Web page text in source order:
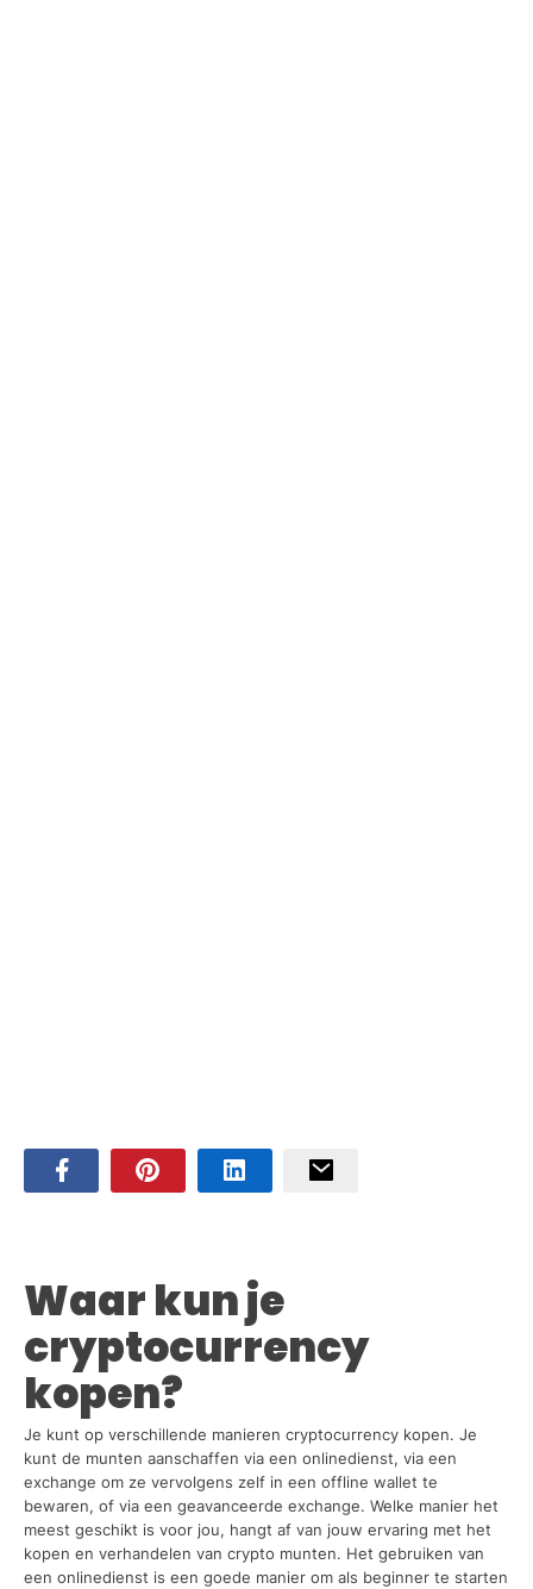
Waar kun je
cryptocurrency
kopen?
Je kunt op verschillende manieren cryptocurrency kopen. Je
kunt de munten aanschaffen via een onlinedienst, via een
exchange om ze vervolgens zelf in een offline wallet te
bewaren, of via een geavanceerde exchange. Welke manier het
meest geschikt is voor jou, hangt af van jouw ervaring met het
kopen en verhandelen van crypto munten. Het gebruiken van
een onlinedienst is een goede manier om als beginner te starten